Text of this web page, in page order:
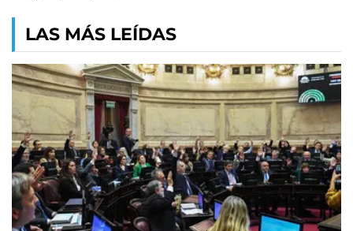
LAS MÁS LEÍDAS